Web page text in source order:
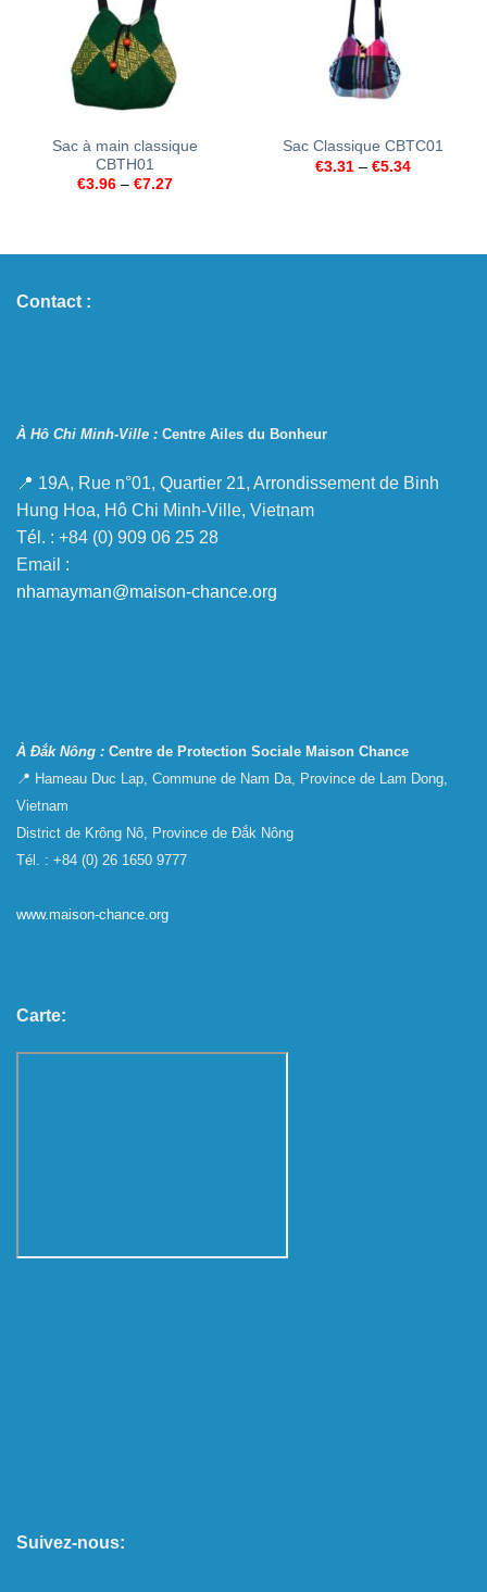
Sac à main classique
CBTH01
€3.96– €7.27
Sac Classique CBTC01
€3.31– €5.34
Contact :
À Hô Chi Minh-Ville : Centre Ailes du Bonheur
📍 19A, Rue n°01, Quartier 21, Arrondissement de Binh
Hung Hoa, Hô Chi Minh-Ville, Vietnam
Tél. : +84 (0) 909 06 25 28
Email :
nhamayman@maison-chance.org
À Đắk Nông : Centre de Protection Sociale Maison Chance
📍 Hameau Duc Lap, Commune de Nam Da, Province de Lam Dong,
Vietnam
District de Krông Nô, Province de Đắk Nông
Tél. : +84 (0) 26 1650 9777
www.maison-chance.org
Carte:
Suivez-nous: